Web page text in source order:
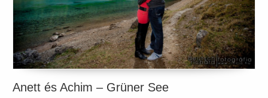
Anett és Achim – Grüner See